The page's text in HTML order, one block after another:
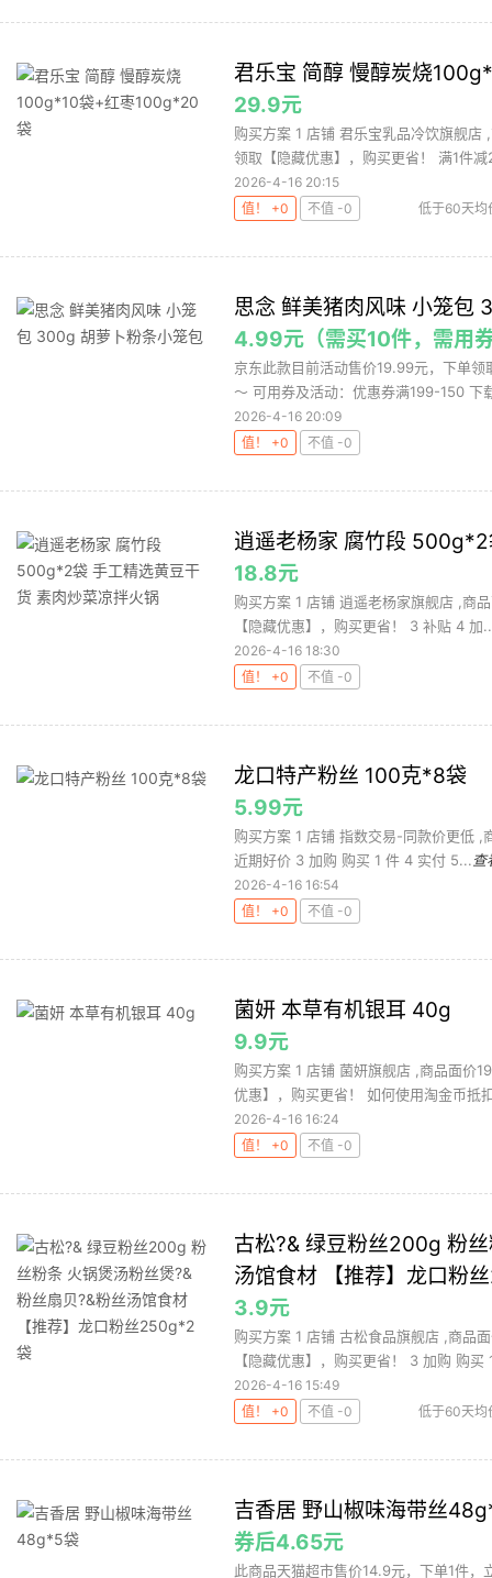
君乐宝 简醇 慢醇炭烧
29.9元
购买方案 1 店铺 君乐宝乳品冷饮旗舰
领取【隐藏优惠】，购买更省！ 满1件
2026-4-16 20:15
值！ +0
不值 -0 低于60天均
思念 鲜美猪肉风味 小笼包
4.99元（需买10件，需用
京东此款目前活动售价19.99元，下单
～ 可用券及活动：优惠券满199-150 下
2026-4-16 20:09
值！ +0
不值 -0
逍遥老杨家 腐竹段
18.8元
购买方案 1 店铺 逍遥老杨家旗舰店 ,商
【隐藏优惠】，购买更省！ 3 补贴 4 加
2026-4-16 18:30
值！ +0
不值 -0
龙口特产粉丝 100克*8袋
5.99元
购买方案 1 店铺 指数交易-同款价更低
近期好价 3 加购 购买 1 件 4 实付 5... 查
2026-4-16 16:54
值！ +0
不值 -0
菌妍 本草有机银耳 40g
9.9元
购买方案 1 店铺 菌妍旗舰店 ,商品面价
优惠】，购买更省！ 如何使用淘金币抵
2026-4-16 16:24
值！ +0
不值 -0
古松?& 绿豆粉丝200g 粉
汤馆食材 【推荐】龙口粉
3.9元
购买方案 1 店铺 古松食品旗舰店 ,商品
【隐藏优惠】，购买更省！ 3 加购 购买
2026-4-16 15:49
值！ +0
不值 -0 低于60天均
吉香居 野山椒味海带丝
券后4.65元
此商品天猫超市售价14.9元，下单1件